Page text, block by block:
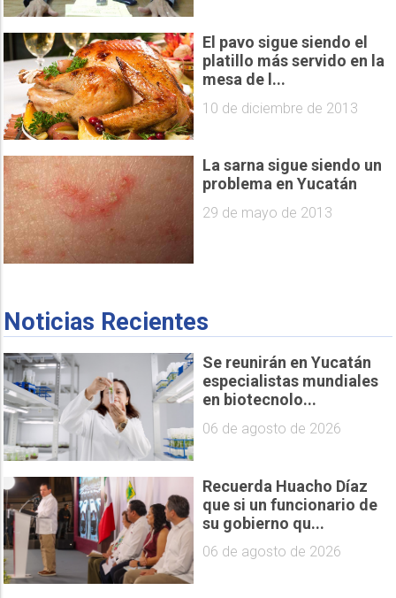
El pavo sigue siendo el
platillo más servido en la
mesa de l...
10 de diciembre de 2013
La sarna sigue siendo un
problema en Yucatán
29 de mayo de 2013
Noticias Recientes
Se reunirán en Yucatán
especialistas mundiales
en biotecnolo...
06 de agosto de 2026
Recuerda Huacho Díaz
que si un funcionario de
su gobierno qu...
06 de agosto de 2026